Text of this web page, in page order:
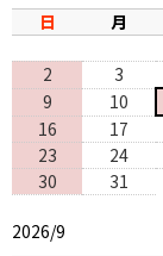
日
月
2
3
9
10
16
17
23
24
30
31
2026/9